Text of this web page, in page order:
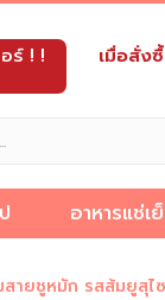
ร์ ! !
เมื่อสั่ง
งผลิต
นม
อาหารแช่เ
สายชูหมัก รสส้มยู